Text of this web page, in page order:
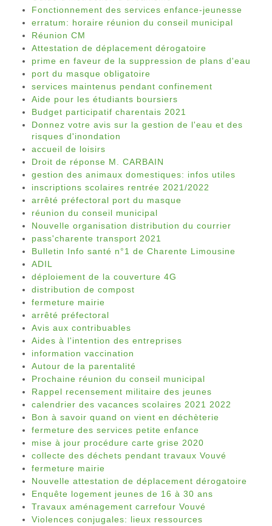
Fonctionnement des services enfance-jeunesse
erratum: horaire réunion du conseil municipal
Réunion CM
Attestation de déplacement dérogatoire
prime en faveur de la suppression de plans d'eau
port du masque obligatoire
services maintenus pendant confinement
Aide pour les étudiants boursiers
Budget participatif charentais 2021
Donnez votre avis sur la gestion de l'eau et des
risques d'inondation
accueil de loisirs
Droit de réponse M. CARBAIN
gestion des animaux domestiques: infos utiles
inscriptions scolaires rentrée 2021/2022
arrêté préfectoral port du masque
réunion du conseil municipal
Nouvelle organisation distribution du courrier
pass'charente transport 2021
Bulletin Info santé n°1 de Charente Limousine
ADIL
déploiement de la couverture 4G
distribution de compost
fermeture mairie
arrêté préfectoral
Avis aux contribuables
Aides à l'intention des entreprises
information vaccination
Autour de la parentalité
Prochaine réunion du conseil municipal
Rappel recensement militaire des jeunes
calendrier des vacances scolaires 2021 2022
Bon à savoir quand on vient en déchèterie
fermeture des services petite enfance
mise à jour procédure carte grise 2020
collecte des déchets pendant travaux Vouvé
fermeture mairie
Nouvelle attestation de déplacement dérogatoire
Enquête logement jeunes de 16 à 30 ans
Travaux aménagement carrefour Vouvé
Violences conjugales: lieux ressources